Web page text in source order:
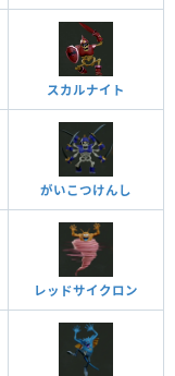
スカルナイト
がいこつけんし
レッドサイクロン